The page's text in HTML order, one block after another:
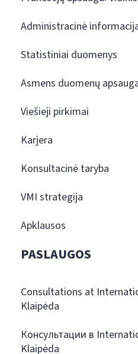
Administracinė
Statistiniai duomenys
Asmens duomenų
Viešieji pirkimai
Karjera
Konsultacinė taryba
VMI strategija
Apklausos
PASLAUGOS
Consultations at
Klaipėda
Консультации в
Klaipėda